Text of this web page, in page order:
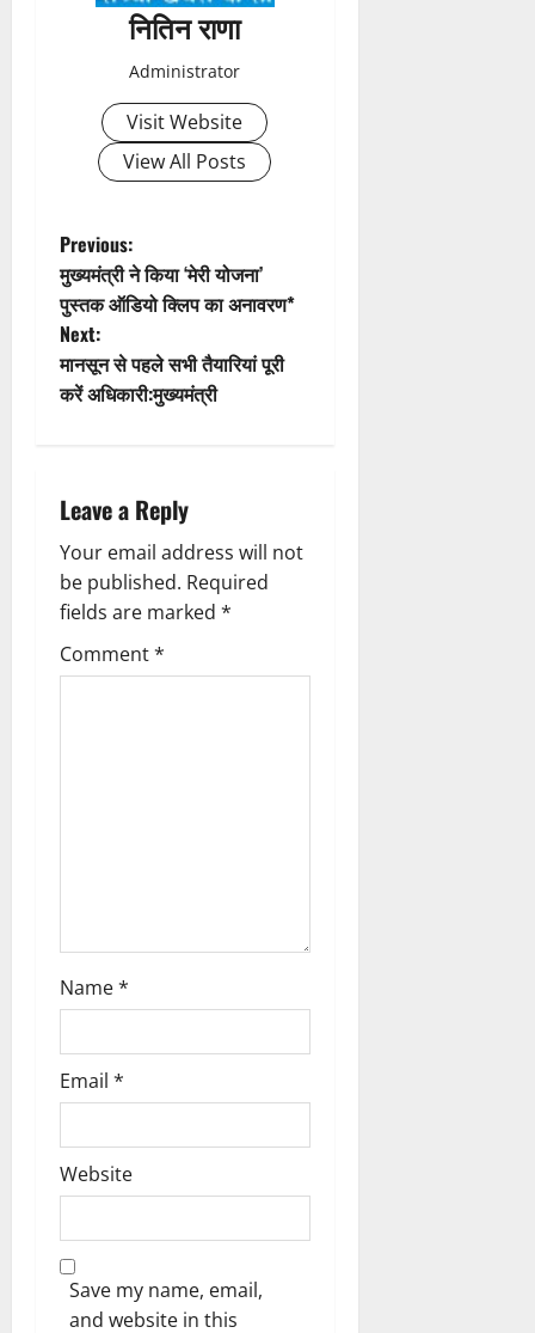
t
i
o
n
नितिन राणा
Administrator
Visit Website
View All Posts
P
o
s
t
a
v
i
g
Previous:
मुख्यमंत्री ने किया ‘मेरी योजना’
पुस्तक ऑडियो क्लिप का अनावरण*
Next:
मानसून से पहले सभी तैयारियां पूरी
करें अधिकारी:मुख्यमंत्री
Leave a Reply
Your email address will not
be published. Required
fields are marked *
Comment*
Name*
Email *
Website
Save my name, email,
and website in this